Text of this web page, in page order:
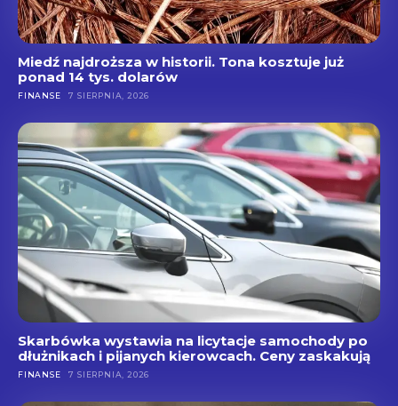
Miedź najdroższa w historii. Tona kosztuje już
ponad 14 tys. dolarów
FINANSE 7 SIERPNIA, 2026
Skarbówka wystawia na licytacje samochody po
dłużnikach i pijanych kierowcach. Ceny zaskakują
FINANSE 7 SIERPNIA, 2026